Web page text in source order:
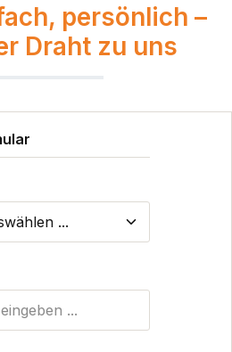
persönlich –
Draht zu uns